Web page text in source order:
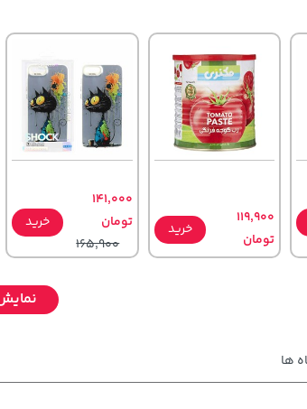
119,900
تومان
خرید
141,000
تومان
165,900
خرید
ها